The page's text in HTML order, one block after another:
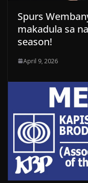
Spurs
makadula sa
season!
April 9, 2026